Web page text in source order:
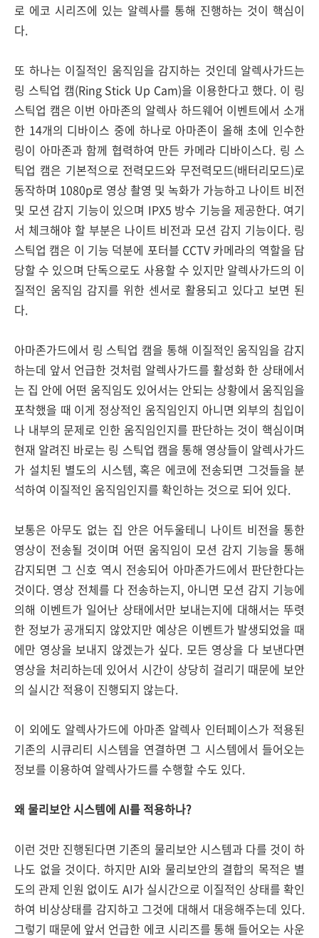
로 에코 시리즈에 있는 알렉사를 통해 진행하는 것이 핵심이
다.
또 하나는 이질적인 움직임을 감지하는 것인데 알렉사가드는
링 스틱업 캠(Ring Stick Up Cam)을 이용한다고 했다. 이 링
스틱업 캠은 이번 아마존의 알렉사 하드웨어 이벤트에서 소개
한 14개의 디바이스 중에 하나로 아마존이 올해 초에 인수한
링이 아마존과 함께 협력하여 만든 카메라 디바이스다. 링 스
틱업 캠은 기본적으로 전력모드와 무전력모드(배터리모드)로
동작하며 1080p로 영상 촬영 및 녹화가 가능하고 나이트 비전
및 모션 감지 기능이 있으며 IPX5 방수 기능을 제공한다. 여기
서 체크해야 할 부분은 나이트 비전과 모션 감지 기능이다. 링
스틱업 캠은 이 기능 덕분에 포터블 CCTV 카메라의 역할을 담
당할 수 있으며 단독으로도 사용할 수 있지만 알렉사가드의 이
질적인 움직임 감지를 위한 센서로 활용되고 있다고 보면 된
다.
아마존가드에서 링 스틱업 캠을 통해 이질적인 움직임을 감지
하는데 앞서 언급한 것처럼 알렉사가드를 활성화 한 상태에서
는 집 안에 어떤 움직임도 있어서는 안되는 상황에서 움직임을
포착했을 때 이게 정상적인 움직임인지 아니면 외부의 침입이
나 내부의 문제로 인한 움직임인지를 판단하는 것이 핵심이며
현재 알려진 바로는 링 스틱업 캠을 통해 영상들이 알렉사가드
가 설치된 별도의 시스템, 혹은 에코에 전송되면 그것들을 분
석하여 이질적인 움직임인지를 확인하는 것으로 되어 있다.
보통은 아무도 없는 집 안은 어두울테니 나이트 비전을 통한
영상이 전송될 것이며 어떤 움직임이 모션 감지 기능을 통해
감지되면 그 신호 역시 전송되어 아마존가드에서 판단한다는
것이다. 영상 전체를 다 전송하는지, 아니면 모션 감지 기능에
의해 이벤트가 일어난 상태에서만 보내는지에 대해서는 뚜렷
한 정보가 공개되지 않았지만 예상은 이벤트가 발생되었을 때
에만 영상을 보내지 않겠는가 싶다. 모든 영상을 다 보낸다면
영상을 처리하는데 있어서 시간이 상당히 걸리기 때문에 보안
의 실시간 적용이 진행되지 않는다.
이 외에도 알렉사가드에 아마존 알렉사 인터페이스가 적용된
기존의 시큐리티 시스템을 연결하면 그 시스템에서 들어오는
정보를 이용하여 알렉사가드를 수행할 수도 있다.
왜 물리보안 시스템에 AI를 적용하나?
이런 것만 진행된다면 기존의 물리보안 시스템과 다를 것이 하
나도 없을 것이다. 하지만 AI와 물리보안의 결합의 목적은 별
도의 관제 인원 없이도 AI가 실시간으로 이질적인 상태를 확인
하여 비상상태를 감지하고 그것에 대해서 대응해주는데 있다.
그렇기 때문에 앞서 언급한 에코 시리즈를 통해 들어오는 사운